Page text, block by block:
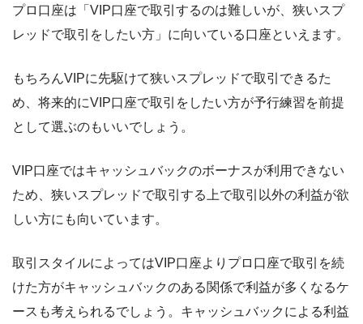
プロ口座は「VIP口座で取引するのは難しいが、狭いスプ
レッドで取引をしたい方」に向いている口座といえます。
もちろんVIPに先駆けて狭いスプレッドで取引できるた
め、将来的にVIP口座で取引をしたい方が予行練習を前提
として選ぶのもいいでしょう。
VIP口座ではキャッシュバックのボーナスが利用できない
ため、狭いスプレッドで取引する上で取引以外の利益が欲
しい方にも向いています。
取引スタイルによってはVIP口座よりプロ口座で取引を続
けた方がキャッシュバックのある関係で利益が多くなるケ
ースも考えられるでしょう。キャッシュバックによる利益